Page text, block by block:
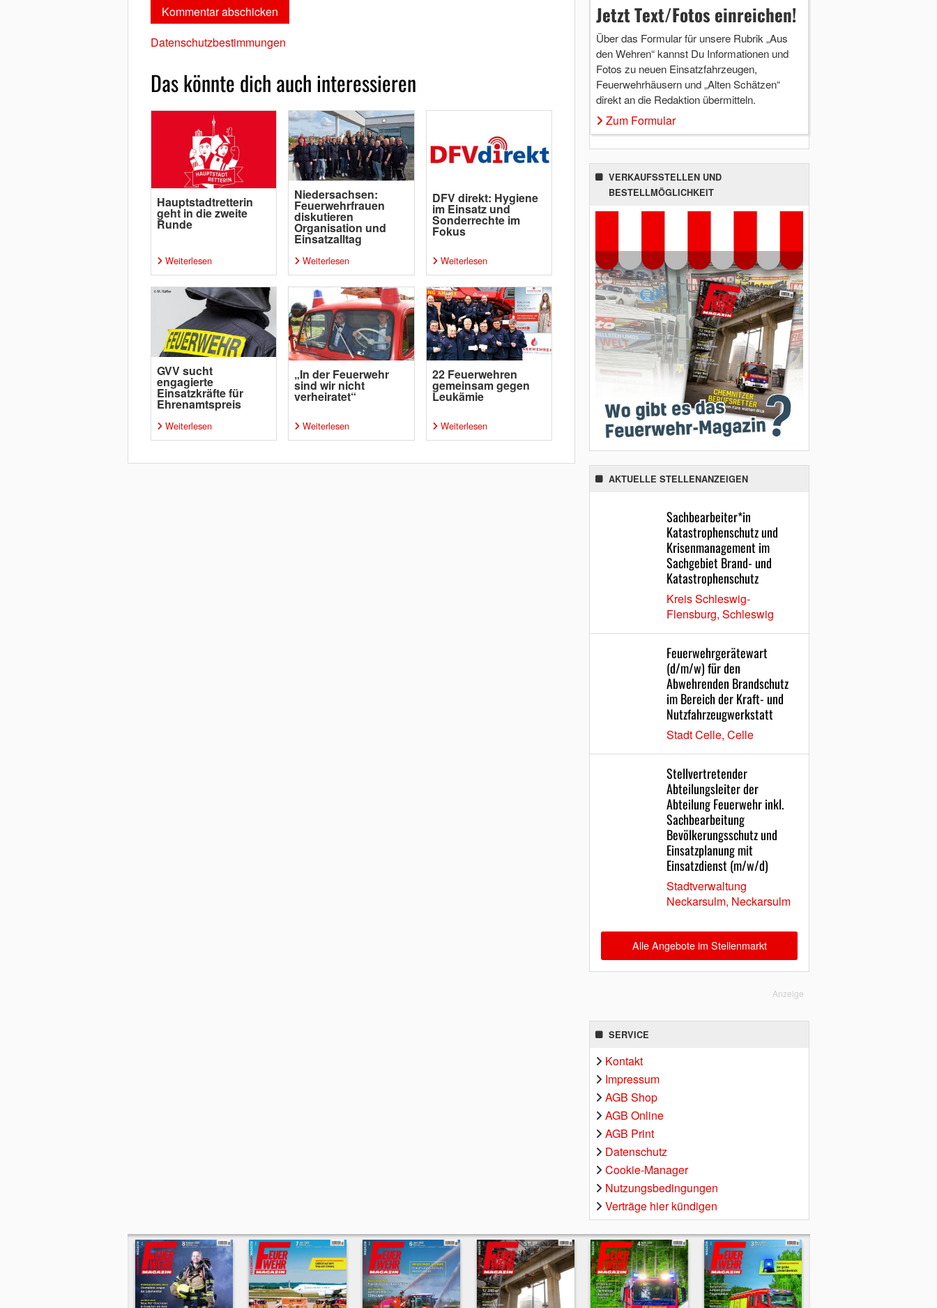
Datenschutzbestimmungen
Das könnte dich auch interessieren
Hauptstadtretterin
geht in die zweite
Runde
Weiterlesen
Niedersachsen:
Feuerwehrfrauen
diskutieren
Organisation und
Einsatzalltag
Weiterlesen
DFV direkt: Hygiene
im Einsatz und
Sonderrechte im
Fokus
Weiterlesen
GVV sucht
engagierte
Einsatzkräfte für
Ehrenamtspreis
Weiterlesen
„In der Feuerwehr
sind wir nicht
verheiratet“
Weiterlesen
22 Feuerwehren
gemeinsam gegen
Leukämie
Weiterlesen
Jetzt Text/Fotos einreichen!
Über das Formular für unsere Rubrik „Aus
den Wehren“ kannst Du Informationen und
Fotos zu neuen Einsatzfahrzeugen,
Feuerwehrhäusern und „Alten Schätzen“
direkt an die Redaktion übermitteln.
Zum Formular
VERKAUFSSTELLEN UND
BESTELLMÖGLICHKEIT
AKTUELLE STELLENANZEIGEN
Sachbearbeiter*in
Katastrophenschutz und
Krisenmanagement im
Sachgebiet Brand- und
Katastrophenschutz
Kreis Schleswig-
Flensburg, Schleswig
Feuerwehrgerätewart
(d/m/w) für den
Abwehrenden Brandschutz
im Bereich der Kraft- und
Nutzfahrzeugwerkstatt
Stadt Celle, Celle
Stellvertretender
Abteilungsleiter der
Abteilung Feuerwehr inkl.
Sachbearbeitung
Bevölkerungsschutz und
Einsatzplanung mit
Einsatzdienst (m/w/d)
Stadtverwaltung
Neckarsulm, Neckarsulm
Alle Angebote im Stellenmarkt
Anzeige
SERVICE
Kontakt
Impressum
AGB Shop
AGB Online
AGB Print
Datenschutz
Cookie-Manager
Nutzungsbedingungen
Verträge hier kündigen